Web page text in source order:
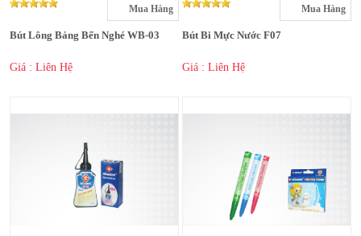
Mua Hàng
Bút Lông Bảng Bến Nghé WB-03
Giá : Liên Hệ
Mua Hàng
Bút Bi Mực Nước F07
Giá : Liên Hệ